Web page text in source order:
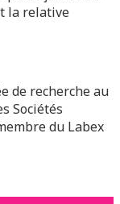
la relative
de recherche au
Sociétés
du Labex